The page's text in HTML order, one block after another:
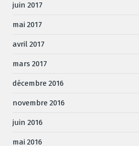
juin 2017
mai 2017
avril 2017
mars 2017
décembre 2016
novembre 2016
juin 2016
mai 2016